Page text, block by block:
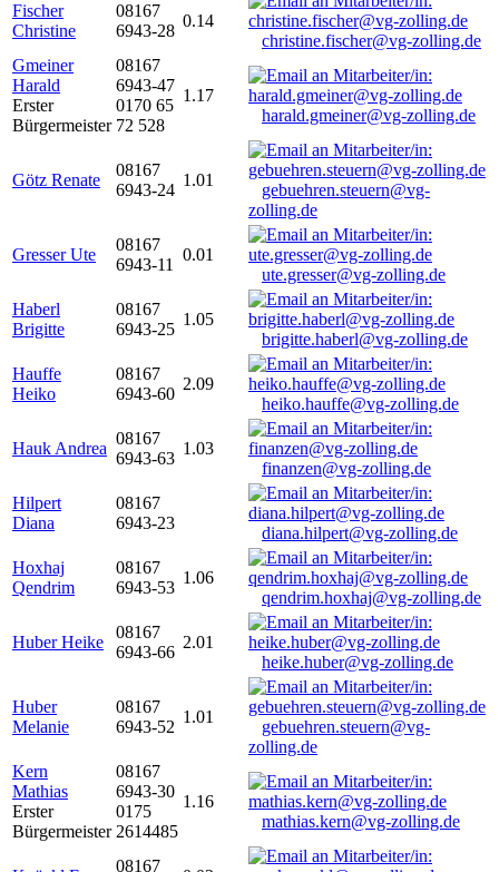
Fischer
Christine
08167
6943-28
0.14
christine.fischer@vg-zolling.de
Gmeiner
Harald
Erster
Bürgermeister
08167
6943-47
0170 65
72 528
1.17
harald.gmeiner@vg-zolling.de
Götz Renate
08167
6943-24
1.01
gebuehren.steuern@vg-
zolling.de
Gresser Ute
08167
6943-11
0.01
ute.gresser@vg-zolling.de
Haberl
Brigitte
08167
6943-25
1.05
brigitte.haberl@vg-zolling.de
Hauffe
Heiko
08167
6943-60
2.09
heiko.hauffe@vg-zolling.de
Hauk Andrea
08167
6943-63
1.03
finanzen@vg-zolling.de
Hilpert
Diana
08167
6943-23
diana.hilpert@vg-zolling.de
Hoxhaj
Qendrim
08167
6943-53
1.06
qendrim.hoxhaj@vg-zolling.de
Huber Heike
08167
6943-66
2.01
heike.huber@vg-zolling.de
Huber
Melanie
08167
6943-52
1.01
gebuehren.steuern@vg-
zolling.de
Kern
Mathias
Erster
Bürgermeister
08167
6943-30
0175
2614485
1.16
mathias.kern@vg-zolling.de
08167